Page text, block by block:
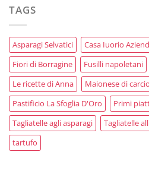
TAGS
Asparagi Selvatici Casa Iuorio
Fiori di Borragine
Fusilli napoletani
Le ricette di Anna
Maionese di
Pastificio La Sfoglia D'Oro
Primi
Tagliatelle agli asparagi
Tagliatelle
tartufo